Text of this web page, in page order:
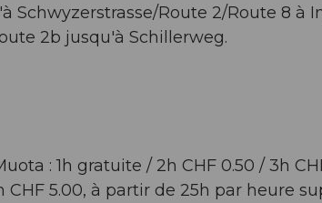
Schwyzerstrasse/Route 2/Route 8 à
2b jusqu'à Schillerweg.
: 1h gratuite / 2h CHF 0.50 / 3h
CHF 5.00, à partir de 25h par heure